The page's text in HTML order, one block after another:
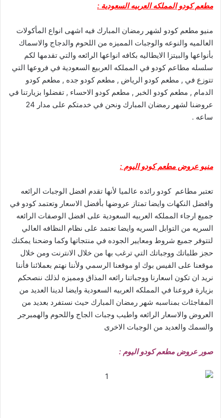
مطعم كودو المملكه العربيه السعودية :
منيو مطعم كودو لشهر رمضان المبارك فيه اشهى انواع المأكولات
العالميه والنوعه والوجبات المميزه من اللحوم والدجاج والاسماك
بأنواعها والبيتزا الايطاليه بكافه انواعها الرائعه والتي تقدمها لكم
سلسله مطاعم كودو في المملكه العربيع السعودية في فروعها التي
تتوزع في , مطعم كودو الرياض , مطعم كودو جده , مطعم كودو
الدمام , مطعم كودو الخبر , مطعم كودو الاحساء , تفضلوا بزيارتنا في
عروضنا لشهر رمضان المبارك ونحن في خدمتكم على مدار 24
ساعه .
منيو عروض مطعم كودو اليوم :
تعتبر مطاعم كودو رائده عالميا لأنها تقدم افضل الوجبات الرائعه
وافضل النكهات وايضا تمتاز عروضها بأفضل الاسعار وتعتمد كودو في
جميع ارجاء المملكه العربيه السعودية على افضل الوصفات الرائعه
السريه من التوابل السريه وايضا تعتمد على نظام النظافه العالي
لتتوفر جميع شروط ومعايير الجوده في منتجاتها وكما وضحنا يمكنك
حجز طلباتك ووجباتك التي ترغب بها من خلال الانترنت ومن خلال
موقعنا على الفيس بوك او موقعنا الرسمي ولأننا نهتم بعملائنا فأننا
نريد ان تكون اسعارنا ووجباتنا رائعه المذاق ومميزه لذلك ننصحكم
بزيارة فروعنا في المملكه العربيه السعودية وايضا لدينا العديد من
المفاجئات بمناسبه شهر رمضان المبارك حيث نستفرد بعديد من
العروض والاسعار الرائعه واطيب وجبات الجاج واللحوم والهمبرجر
والسمك والعديد من الوجبات الاخرى
صور عروض مطعم كودو اليوم :